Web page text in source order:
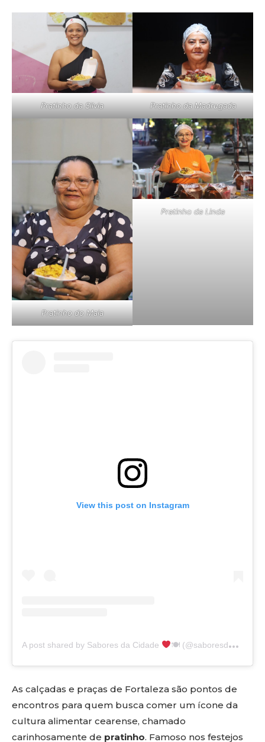
Pratinho da Silvia Pratinho da Madrugada
Pratinho do Maia
Pratinho da Linda
View this post on Instagram
A post shared by Sabores da Cidade 🍽 (@saboresdacidade)
As calçadas e praças de Fortaleza são pontos de
encontros para quem busca comer um ícone da
cultura alimentar cearense, chamado
carinhosamente de pratinho. Famoso nos festejos